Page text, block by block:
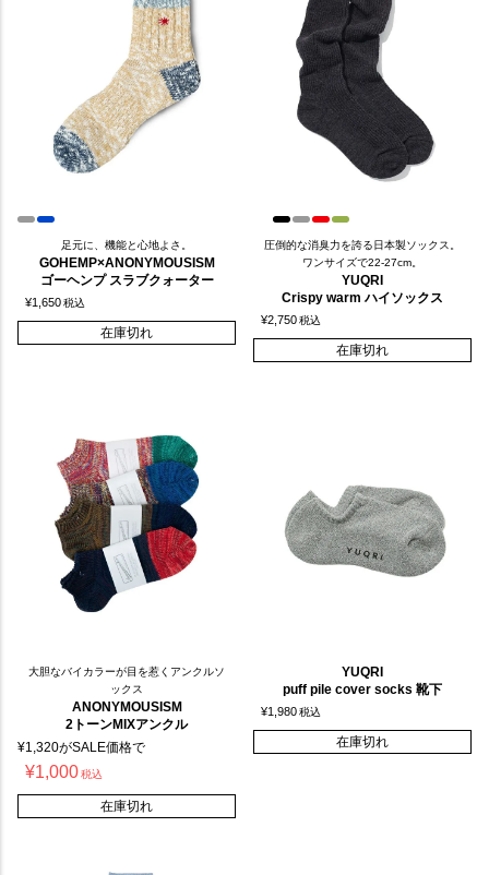
足元に、機能と心地よさ。
GOHEMP×ANONYMOUSISM
ゴーヘンプ スラブクォーター
¥1,650税込
在庫切れ
圧倒的な消臭力を誇る日本製ソックス。
ワンサイズで22-27cm。
YUQRI
Crispy warm ハイソックス
¥2,750税込
在庫切れ
大胆なバイカラーが目を惹くアンクルソ
ックス
ANONYMOUSISM
2トーンMIXアンクル
¥1,320がSALE価格で
¥1,000税込
在庫切れ
YUQRI
puff pile cover socks 靴下
¥1,980税込
在庫切れ